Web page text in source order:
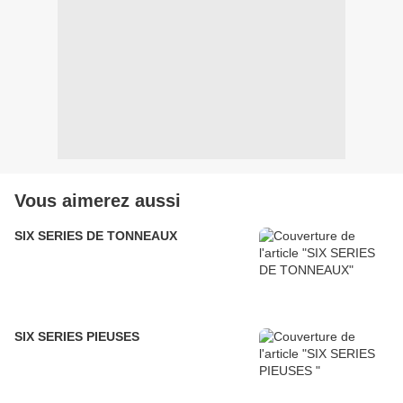
Vous aimerez aussi
SIX SERIES DE TONNEAUX
SIX SERIES PIEUSES